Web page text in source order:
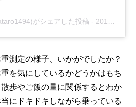
がシェアした投稿 - 2017年 3月月10日午前6時53分PST
測定の様子、いかがでしたか？
を気にしているかどうかはもち
歩やご飯の量に関係するとわか
にドキドキしながら乗っている